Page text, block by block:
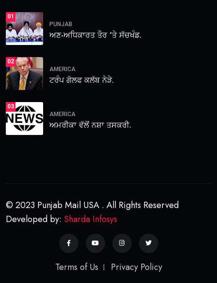
01
PUNJAB
ਅਣ-ਅਧਿਕਾਰਤ ਤੌਰ ‘ਤੇ ਸੱਚਖੰਡ.
02
AMERICA
ਟਰੰਪ ਗੋਲਫ ਕਲੱਬ ਨੇੜੇ.
03
AMERICA
ਅਮਰੀਕਾ ਵੱਲੋਂ ਨਸ਼ਾ ਤਸਕਰੀ.
© 2023 Punjab Mail USA . All Rights Reserved
Developed by: Sharda Infosys
Terms of Us Privacy Policy